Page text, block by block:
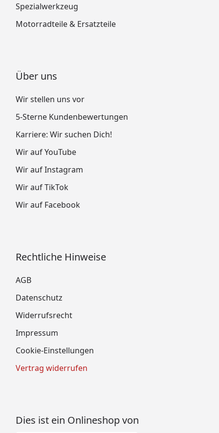
Spezialwerkzeug
Motorradteile & Ersatzteile
Über uns
Wir stellen uns vor
5-Sterne Kundenbewertungen
Karriere: Wir suchen Dich!
Wir auf YouTube
Wir auf Instagram
Wir auf TikTok
Wir auf Facebook
Rechtliche Hinweise
AGB
Datenschutz
Widerrufsrecht
Impressum
Cookie-Einstellungen
Vertrag widerrufen
Dies ist ein Onlineshop von